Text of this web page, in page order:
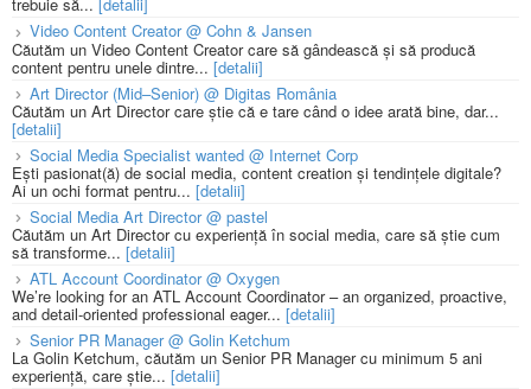
trebuie să... [detalii]
Video Content Creator @ Cohn & Jansen
Căutăm un Video Content Creator care să gândească și să producă
content pentru unele dintre... [detalii]
Art Director (Mid–Senior) @ Digitas România
Căutăm un Art Director care știe că e tare când o idee arată bine, dar...
[detalii]
Social Media Specialist wanted @ Internet Corp
Ești pasionat(ă) de social media, content creation și tendințele digitale?
Ai un ochi format pentru... [detalii]
Social Media Art Director @ pastel
Căutăm un Art Director cu experiență în social media, care să știe cum
să transforme... [detalii]
ATL Account Coordinator @ Oxygen
We’re looking for an ATL Account Coordinator – an organized, proactive,
and detail-oriented professional eager... [detalii]
Senior PR Manager @ Golin Ketchum
La Golin Ketchum, căutăm un Senior PR Manager cu minimum 5 ani
experiență, care știe... [detalii]